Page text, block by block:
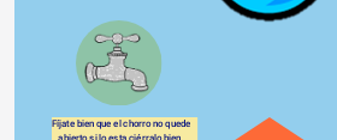
Fíjate bien que el chorro no quede